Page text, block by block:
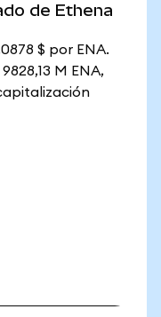
de Ethena
$ por ENA.
M ENA,